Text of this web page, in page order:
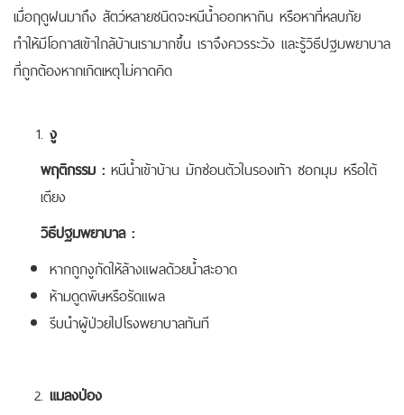
เมื่อฤดูฝนมาถึง สัตว์หลายชนิดจะหนีน้ำออกหากิน หรือหาที่หลบภัย
ทำให้มีโอกาสเข้าใกล้บ้านเรามากขึ้น เราจึงควรระวัง และรู้วิธีปฐมพยาบาล
ที่ถูกต้องหากเกิดเหตุไม่คาดคิด
งู
พฤติกรรม : หนีน้ำเข้าบ้าน มักซ่อนตัวในรองเท้า ซอกมุม หรือใต้
เตียง
วิธีปฐมพยาบาล :
หากถูกงูกัดให้ล้างแผลด้วยน้ำสะอาด
ห้ามดูดพิษหรือรัดแผล
รีบนำผู้ป่วยไปโรงพยาบาลทันที
แมลงป่อง